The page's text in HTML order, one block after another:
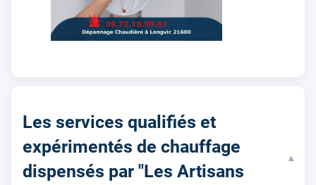
Les services qualifiés et
expérimentés de chauffage
dispensés par "Les Artisans
▾